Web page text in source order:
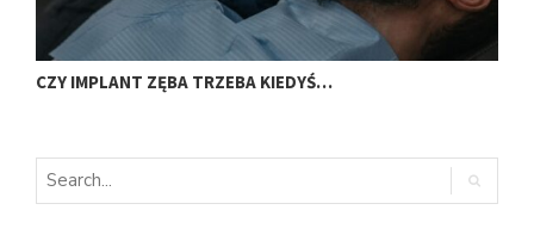
CZY IMPLANT ZĘBA TRZEBA KIEDYŚ…